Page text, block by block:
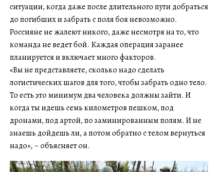
ситуации, когда даже после длительного пути добраться
до погибших и забрать с поля боя невозможно.
Россияне не жалеют никого, даже несмотря на то, что
команда не ведет бой. Каждая операция заранее
планируется и включает много факторов.
«Вы не представляете, сколько надо сделать
логистических шагов для того, чтобы забрать одно тело.
То есть это минимум два человека должны зайти. И
когда ты идешь семь километров пешком, под
дронами, под артой, по заминированным полям. И не
знаешь дойдешь ли, а потом обратно с телом вернуться
надо», – объясняет он.